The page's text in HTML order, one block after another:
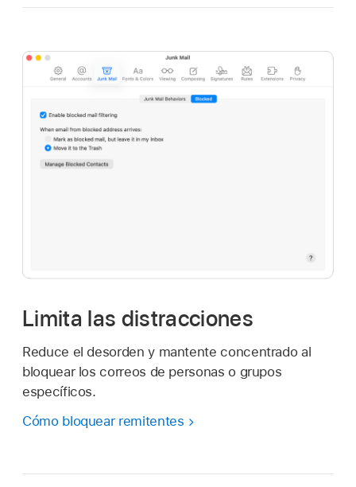
Limita las distracciones
Reduce el desorden y mantente concentrado al
bloquear los correos de personas o grupos
específicos.
Cómo bloquear remitentes